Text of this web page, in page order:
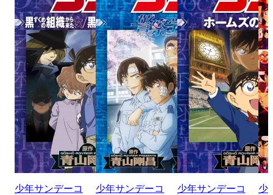
少年サンデーコ
少年サンデーコ
少年サンデーコ
少